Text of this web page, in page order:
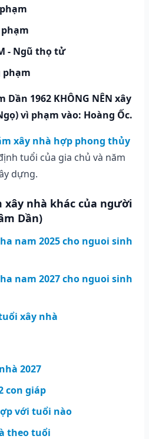
- Ngũ thọ tử
phạm
Dần 1962 KHÔNG NÊN xây
vì phạm vào: Hoàng Ốc.
xây nhà hợp phong thủy
tuổi của gia chủ và năm
dựng.
xây nhà khác của người
Dần)
nam 2025 cho nguoi sinh
nam 2027 cho nguoi sinh
xây nhà
2027
con giáp
với tuổi nào
theo tuổi